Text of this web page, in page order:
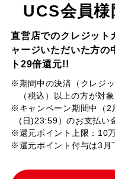
UCS会員
直営店でのクレジット
ャージいただいた方の
ト29倍還元!!
※期間中の決済（クレジ
（税込）以上の方が対
※キャンペーン期間中（2
(日)23:59）のお支払い
※還元ポイント上限：10
※還元ポイント付与は3月